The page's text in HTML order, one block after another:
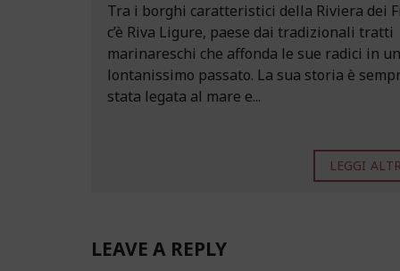
Tra i borghi caratteristici della Riviera dei
c’è Riva Ligure, paese dai tradizionali tratti
marinareschi che affonda le sue radici in un
lontanissimo passato. La sua storia è
stata legata al mare e...
LEGGI
LEAVE A REPLY